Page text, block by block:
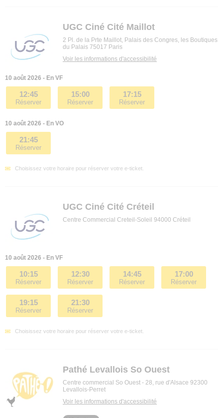
UGC Ciné Cité Maillot
2 Pl. de la Prte Maillot, Palais des Congres, les Boutiques
du Palais 75017 Paris
Voir les informations d'accessibilité
10 août 2026 - En VF
12:45
Réserver
15:00
Réserver
17:15
Réserver
10 août 2026 - En VO
21:45
Réserver
Choisissez votre horaire pour réserver votre e-ticket.
UGC Ciné Cité Créteil
Centre Commercial Creteil-Soleil 94000 Créteil
10 août 2026 - En VF
10:15
Réserver
12:30
Réserver
14:45
Réserver
17:00
Réserver
19:15
Réserver
21:30
Réserver
Choisissez votre horaire pour réserver votre e-ticket.
Pathé Levallois So Ouest
Centre commercial So Ouest - 28, rue d'Alsace 92300
Levallois-Perret
Voir les informations d'accessibilité